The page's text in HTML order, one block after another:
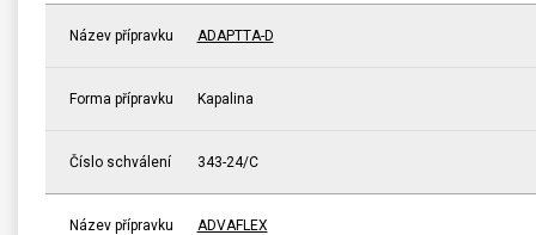
Název přípravku ADAPTTA-D
Forma přípravku Kapalina
Číslo schválení 343-24/C
Název přípravku ADVAFLEX